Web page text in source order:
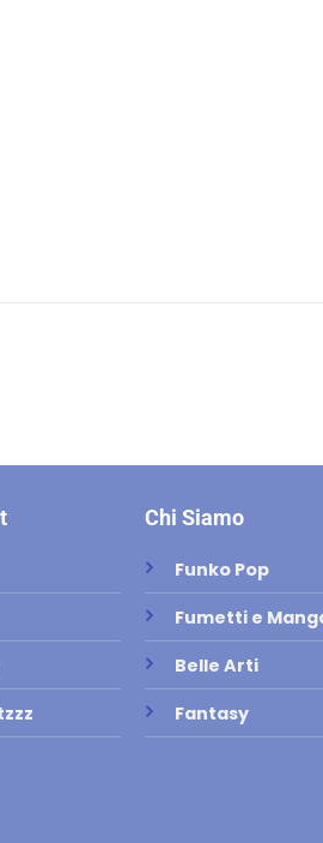
Chi Siamo
Funko Pop
Fumetti e
Belle Arti
Fantasy